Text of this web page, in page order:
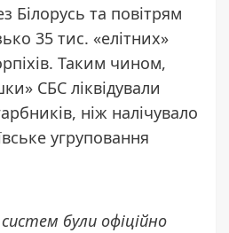
Білорусь та повітрям
35 тис. «елітних»
Таким чином,
СБС ліквідували
ніж налічувало
угруповання
були офіційно